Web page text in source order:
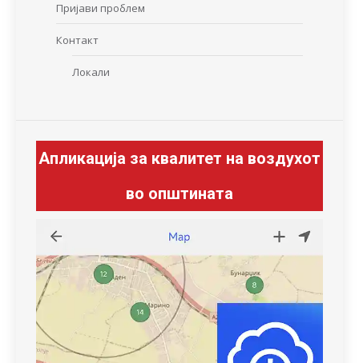
Пријави проблем
Контакт
Локали
Апликација за квалитет на воздухот
во општината